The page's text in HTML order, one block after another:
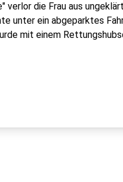
verlor die Frau aus
unter ein abgeparktes
mit einem